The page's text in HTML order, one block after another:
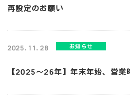
再設定のお願い
2025.11.28 お知らせ
【2025〜26年】年末年始、営業